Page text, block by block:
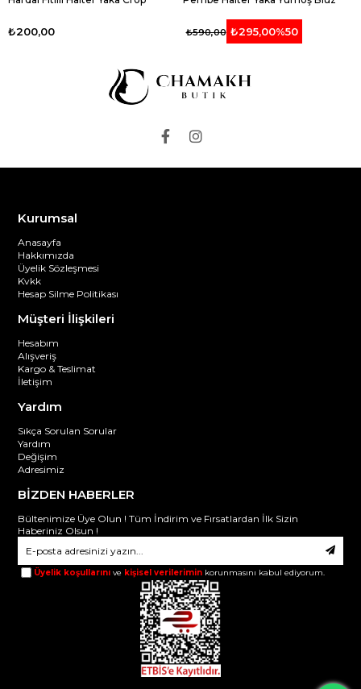
₺200,00 ₺295,00%50
₺590,00
Kurumsal
Anasayfa
Hakkımızda
Üyelik Sözleşmesi
Kvkk
Hesap Silme Politikası
Müşteri İlişkileri
Hesabım
Alışveriş
Kargo & Teslimat
İletişim
Yardım
Sıkça Sorulan Sorular
Yardım
Değişim
Adresimiz
BİZDEN HABERLER
Bültenimize Üye Olun ! Tüm İndirim ve Fırsatlardan İlk Sizin
Haberiniz Olsun !
Üyelik koşullarını ve kişisel verilerimin korunmasını kabul ediyorum.